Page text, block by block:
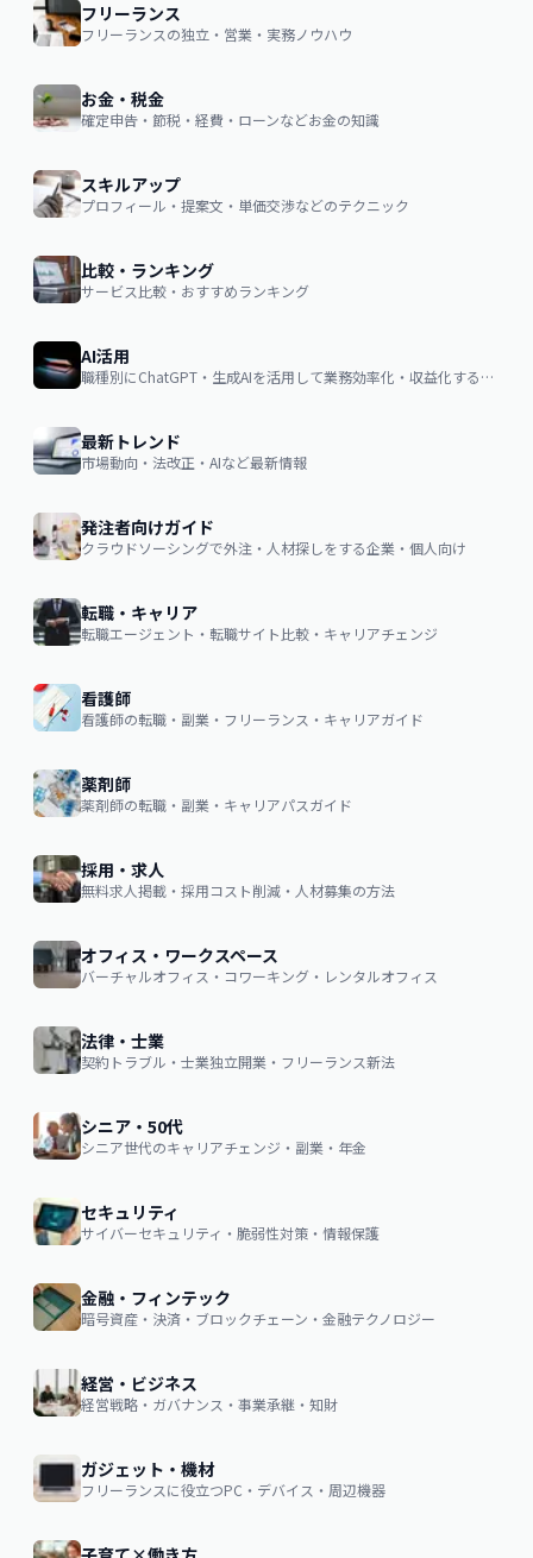
フリーランス
フリーランスの独立・営業・実務ノウハウ
お金・税金
確定申告・節税・経費・ローンなどお金の知識
スキルアップ
プロフィール・提案文・単価交渉などのテクニック
比較・ランキング
サービス比較・おすすめランキング
AI活用
職種別にChatGPT・生成AIを活用して業務効率化・収益化するノウハウ
最新トレンド
市場動向・法改正・AIなど最新情報
発注者向けガイド
クラウドソーシングで外注・人材探しをする企業・個人向け
転職・キャリア
転職エージェント・転職サイト比較・キャリアチェンジ
看護師
看護師の転職・副業・フリーランス・キャリアガイド
薬剤師
薬剤師の転職・副業・キャリアパスガイド
採用・求人
無料求人掲載・採用コスト削減・人材募集の方法
オフィス・ワークスペース
バーチャルオフィス・コワーキング・レンタルオフィス
法律・士業
契約トラブル・士業独立開業・フリーランス新法
シニア・50代
シニア世代のキャリアチェンジ・副業・年金
セキュリティ
サイバーセキュリティ・脆弱性対策・情報保護
金融・フィンテック
暗号資産・決済・ブロックチェーン・金融テクノロジー
経営・ビジネス
経営戦略・ガバナンス・事業承継・知財
ガジェット・機材
フリーランスに役立つPC・デバイス・周辺機器